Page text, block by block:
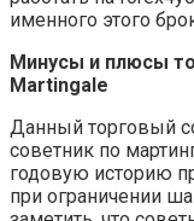
именного этого
Минусы и плюсы
Martingale
Данный торговый
советник по
годовую историю
при ограничении